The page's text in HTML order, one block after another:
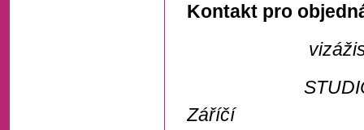
Kontakt pro
vizážistka a
STUDIO
Záříčí